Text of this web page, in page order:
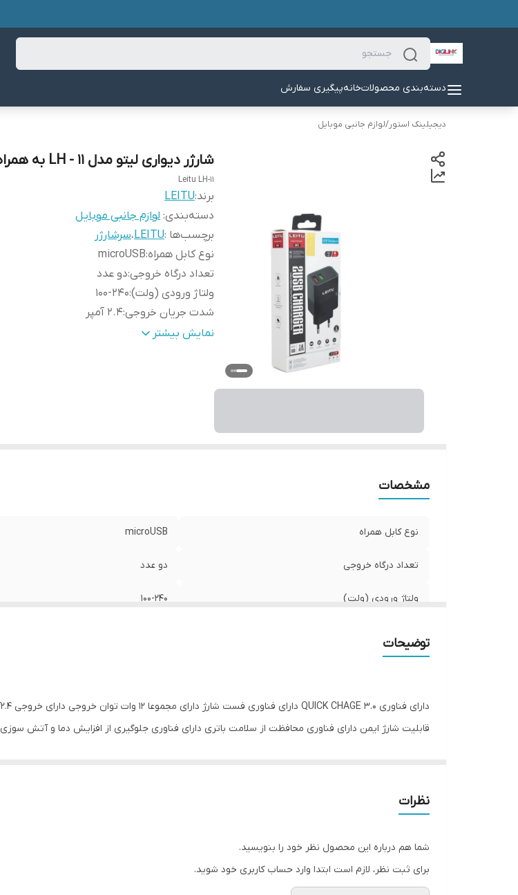
دسته‌بندی محصولاتخانهپیگیری سفارش
دیجیلینک استور/لوازم جانبی موبایل
شارژر دیواری لیتو مدل LH - 11 به همراه کابل تبدیل MICROUSB
Leitu LH-11
برند:LEITU
دسته‌بندی: لوازم جانبی موبایل
برچسب‌ها :LEITU،سرشارژر
نوع کابل همراه:
microUSB
تعداد درگاه خروجی:دو عدد
ولتاژ ورودی (ولت):۱۰۰-۲۴۰
شدت جریان خروجی:۲.۴ آمپر
تعداد پورت خروجی
نمایش بیشتر
مشخصات
نوع کابل همراه microUSB
تعداد درگاه خروجی دو عدد
ولتاژ ورودی (ولت) ۱۰۰-۲۴۰
توضیحات
قابلیت شارژ ایمن دارای فناوری محافظت از سلامت باتری دارای فناوری جلوگیری از افزایش دما و آتش سوزی
نظرات
شما هم درباره این محصول نظر خود را بنویسید.
برای ثبت نظر، لازم است ابتدا وارد حساب کاربری خود شوید.